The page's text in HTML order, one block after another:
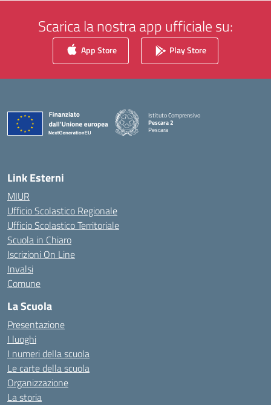
Scarica la nostra app ufficiale su:
App Store Play Store
Istituto Comprensivo
Pescara 2
Pescara
Link Esterni
MIUR
Ufficio Scolastico Regionale
Ufficio Scolastico Territoriale
Scuola in Chiaro
Iscrizioni On Line
Invalsi
Comune
La Scuola
Presentazione
I luoghi
I numeri della scuola
Le carte della scuola
Organizzazione
La storia